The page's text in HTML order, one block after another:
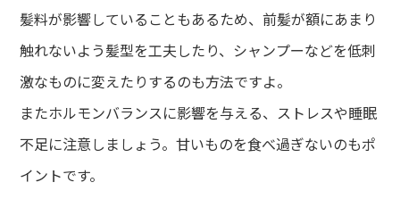
髪料が影響していることもあるため、前髪が額にあまり
触れないよう髪型を工夫したり、シャンプーなどを低刺
激なものに変えたりするのも方法ですよ。
またホルモンバランスに影響を与える、ストレスや睡眠
不足に注意しましょう。甘いものを食べ過ぎないのもポ
イントです。